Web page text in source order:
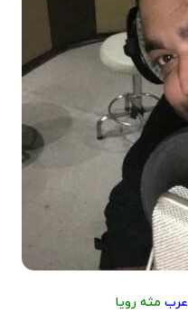
عرب مثه رويا